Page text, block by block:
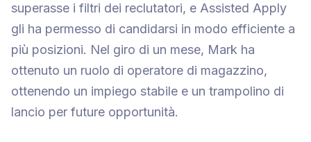
superasse i filtri dei reclutatori, e Assisted Apply
gli ha permesso di candidarsi in modo efficiente a
più posizioni. Nel giro di un mese, Mark ha
ottenuto un ruolo di operatore di magazzino,
ottenendo un impiego stabile e un trampolino di
lancio per future opportunità.